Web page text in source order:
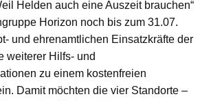
Helden auch eine Auszeit brauchen“
Horizon noch bis zum 31.07.
und ehrenamtlichen Einsatzkräfte der
weiterer Hilfs- und
zu einem kostenfreien
Damit möchten die vier Standorte –